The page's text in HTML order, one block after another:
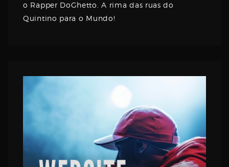
o Rapper DoGhetto. A rima das ruas do
Quintino para o Mundo!